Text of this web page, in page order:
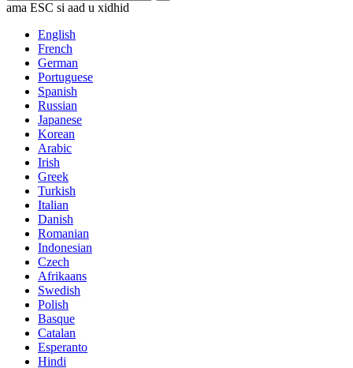
ama ESC si aad u xidhid
English
French
German
Portuguese
Spanish
Russian
Japanese
Korean
Arabic
Irish
Greek
Turkish
Italian
Danish
Romanian
Indonesian
Czech
Afrikaans
Swedish
Polish
Basque
Catalan
Esperanto
Hindi